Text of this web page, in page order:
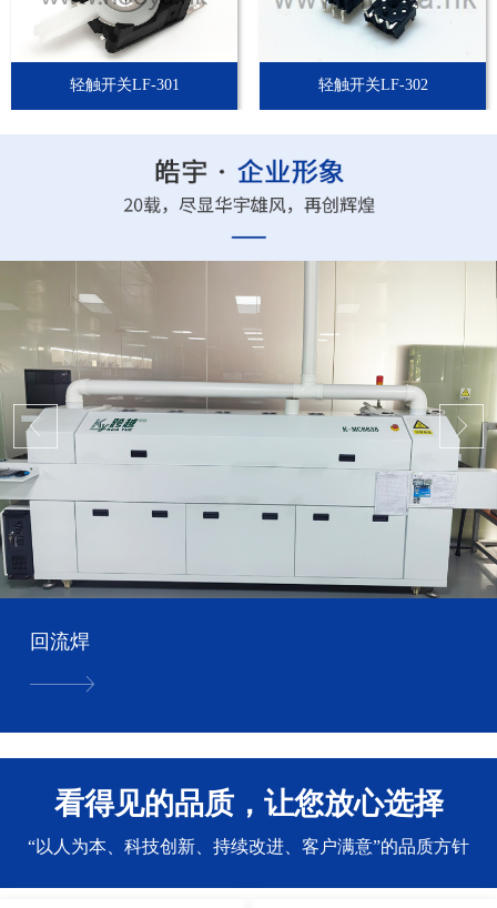
轻触开关LF-301 轻触开关LF-302
回流焊
看得见的品质，让您放心选择
“以人为本、科技创新、持续改进、客户满意”的品质方针